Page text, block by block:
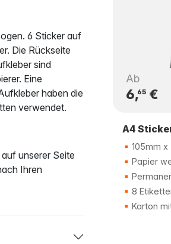
Ab
6,65€
A4
105mm x
Papier
8
Karton
6 Sticker auf
Die Rückseite
sind
Eine
haben die
verwendet.
unserer Seite
Ihren